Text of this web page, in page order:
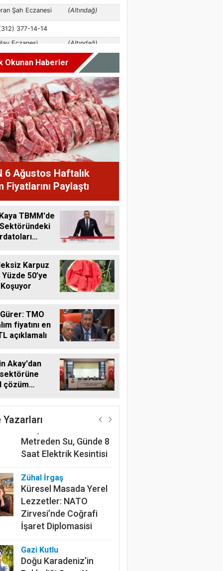
Okunan Haberler
6 Ağustos Haftalık
Fiyatlarını Paylaştı
TBMM'de
Karpuz
Yüzde 50’ye
TMO
fiyatını en
açıklamalı
Akay'dan
çözüm
Yazarları
Harun Göksel
220 Kilometrelik
Kanalın Sonundaki Acı
Metreden Su, Günde 8
Saat Elektrik Kesintisi
Zühal İrgaş
Küresel Masada Yerel
Lezzetler: NATO
Zirvesi’nde Coğrafi
İşaret Diplomasisi
Gazi Kutlu
Doğu Karadeniz’in